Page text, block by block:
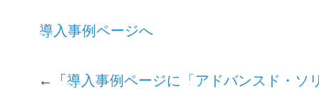
導入事例ページへ
←「 導入事例ページに「アドバンスド・ソ